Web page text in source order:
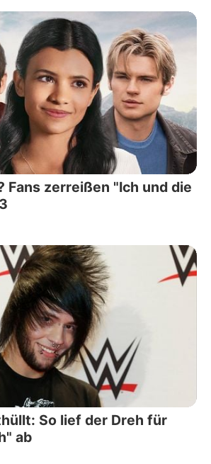
Fans zerreißen "Ich und die
So lief der Dreh für
ab